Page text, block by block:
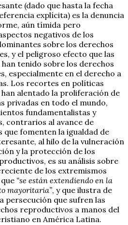
(dado que hasta la fecha
explícita) es la denuncia
aún tímida pero
negativos de los
sobre los derechos
y el peligroso efecto que las
tenido sobre los derechos
especialmente en el derecho a
Los recortes en políticas
alentado la proliferación de
privadas en todo el mundo,
fundamentalistas y
contrarios al avance de
que fomenten la igualdad de
al hilo de la vulneración
y la protección de los
es su análisis sobre
de los extremismos
“se están extendiendo en la
mayoritaria”, y que ilustra de
persecución que sufren las
reproductivos a manos del
en América Latina.